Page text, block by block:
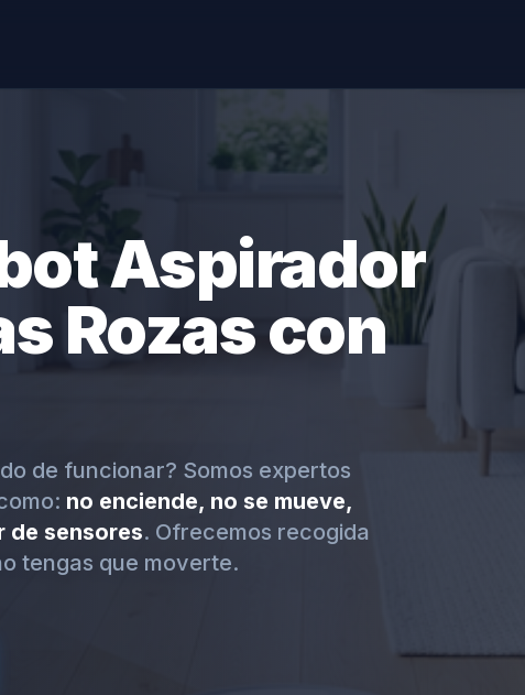
Aspirador
Rozas con
de funcionar? Somos expertos
no enciende, no se mueve,
de sensores. Ofrecemos recogida
tengas que moverte.